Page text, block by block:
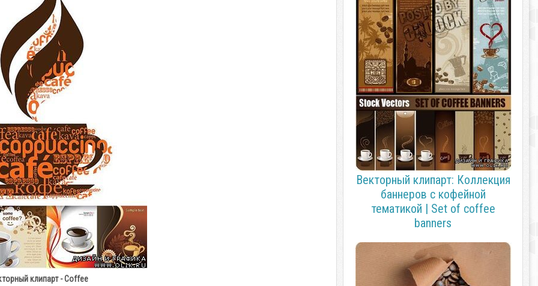
клипарт - Coffee
Векторный клипарт: Коллекция
баннеров с кофейной
тематикой | Set of coffee
banners